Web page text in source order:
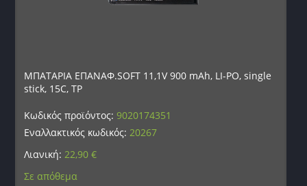
ΜΠΑΤΑΡΙΑ ΕΠΑΝΑΦ.SOFT 11,1V 900 mAh, LI-PO, single
stick, 15C, TP
Κωδικός προϊόντος:9020174351
Εναλλακτικός κωδικός:20267
Λιανική:22,90€
Σε απόθεμα